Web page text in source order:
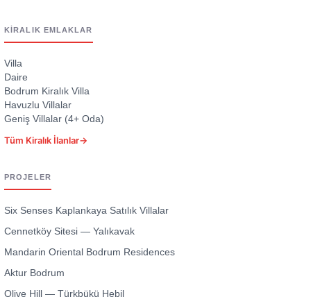
KIRALIK EMLAKLAR
Villa
Daire
Bodrum Kiralık Villa
Havuzlu Villalar
Geniş Villalar (4+ Oda)
Tüm Kiralık İlanlar→
PROJELER
Six Senses Kaplankaya Satılık Villalar
Cennetköy Sitesi — Yalıkavak
Mandarin Oriental Bodrum Residences
Aktur Bodrum
Olive Hill — Türkbükü Hebil